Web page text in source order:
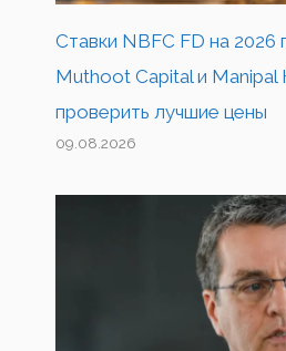
Ставки NBFC FD на 2026
Muthoot Capital и Manipal
проверить лучшие цены
09.08.2026